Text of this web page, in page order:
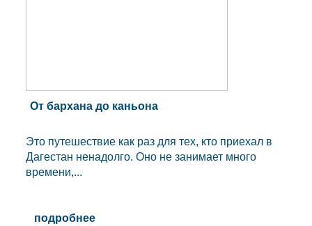
От бархана до каньона
Это путешествие как раз для тех, кто приехал в
Дагестан ненадолго. Оно не занимает много
времени,...
подробнее